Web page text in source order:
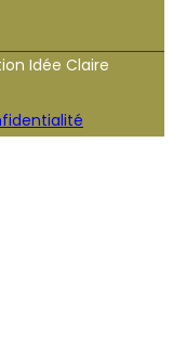
Idée Claire